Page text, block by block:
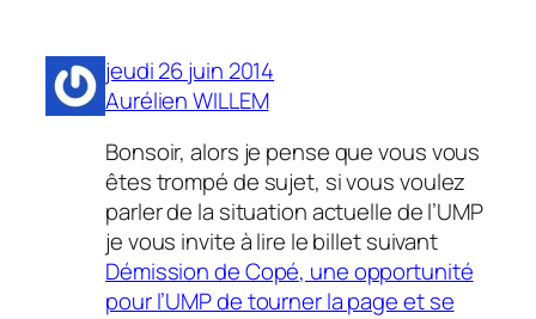
jeudi 26 juin 2014
Aurélien WILLEM
Bonsoir, alors je pense que vous vous
êtes trompé de sujet, si vous voulez
parler de la situation actuelle de l’UMP
je vous invite à lire le billet suivant
Démission de Copé, une opportunité
pour l’UMP de tourner la page et se